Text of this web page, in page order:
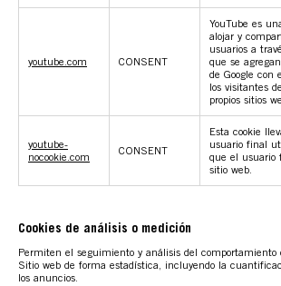
youtube.com CONSENT
YouTube es
alojar y
usuarios a
que se
de Google
los visitantes
propios sitios
youtube-
nocookie.com
CONSENT
Esta cookie
usuario final
que el usuario
sitio web.
Cookies de análisis o medición
Permiten el seguimiento y análisis del comportamiento
Sitio web de forma estadística, incluyendo la
los anuncios.